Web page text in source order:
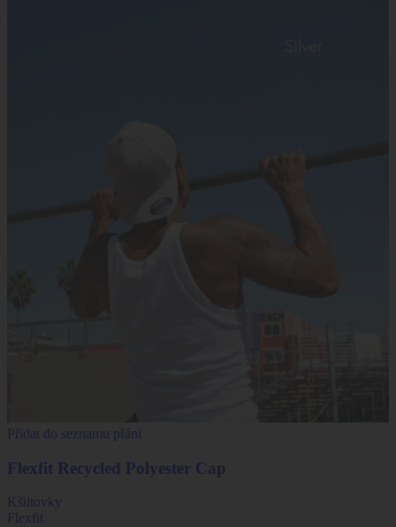
Přidat do seznamu přání
Flexfit Recycled Polyester Cap
Kšiltovky
Flexfit